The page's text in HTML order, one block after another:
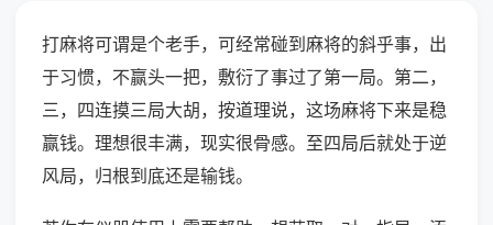
打麻将可谓是个老手，可经常碰到麻将的斜乎事，出
于习惯，不赢头一把，敷衍了事过了第一局。第二，
三，四连摸三局大胡，按道理说，这场麻将下来是稳
赢钱。理想很丰满，现实很骨感。至四局后就处于逆
风局，归根到底还是输钱。